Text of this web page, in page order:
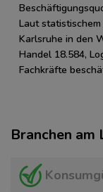
Laut
Karlsruhe in den
Handel 18.584,
Fachkräfte
Branchen